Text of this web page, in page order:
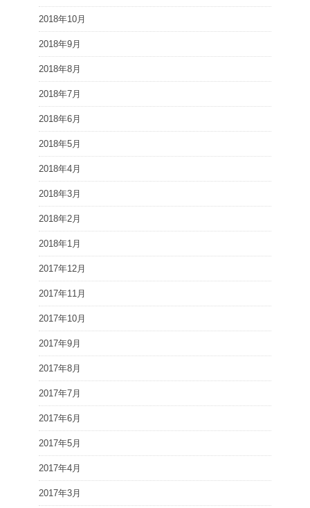
2018年10月
2018年9月
2018年8月
2018年7月
2018年6月
2018年5月
2018年4月
2018年3月
2018年2月
2018年1月
2017年12月
2017年11月
2017年10月
2017年9月
2017年8月
2017年7月
2017年6月
2017年5月
2017年4月
2017年3月